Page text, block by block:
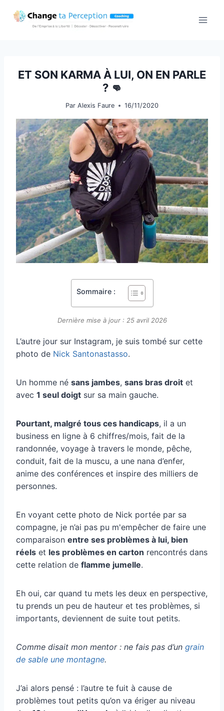
ET SON KARMA À LUI, ON EN PARLE
? 👊
Par Alexis Faure 16/11/2020
Sommaire :
Dernière mise à jour : 25 avril 2026
L’autre jour sur Instagram, je suis tombé sur cette
photo de Nick Santonastasso.
Un homme né sans jambes, sans bras droit et
avec 1 seul doigt sur sa main gauche.
Pourtant, malgré tous ces handicaps, il a un
business en ligne à 6 chiffres/mois, fait de la
randonnée, voyage à travers le monde, pêche,
conduit, fait de la muscu, a une nana d’enfer,
anime des conférences et inspire des milliers de
personnes.
En voyant cette photo de Nick portée par sa
compagne, je n’ai pas pu m'empêcher de faire une
comparaison entre ses problèmes à lui, bien
réels et les problèmes en carton rencontrés dans
cette relation de flamme jumelle.
Eh oui, car quand tu mets les deux en perspective,
tu prends un peu de hauteur et tes problèmes, si
importants, deviennent de suite tout petits.
Comme disait mon mentor : ne fais pas d’un grain
de sable une montagne.
J’ai alors pensé : l’autre te fuit à cause de
problèmes tout petits qu’on va ériger au niveau